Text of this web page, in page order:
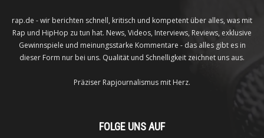
rap.de - wir berichten schnell, kritisch und kompetent über alles, was mit
Rap und HipHop zu tun hat. News, Videos, Interviews, Reviews, exklusive
Gewinnspiele und meinungsstarke Kommentare - das alles gibt es in
dieser Form nur bei uns. Qualität und Schnelligkeit zeichnet uns aus.
Präziser Rapjournalismus mit Herz.
FOLGE UNS AUF